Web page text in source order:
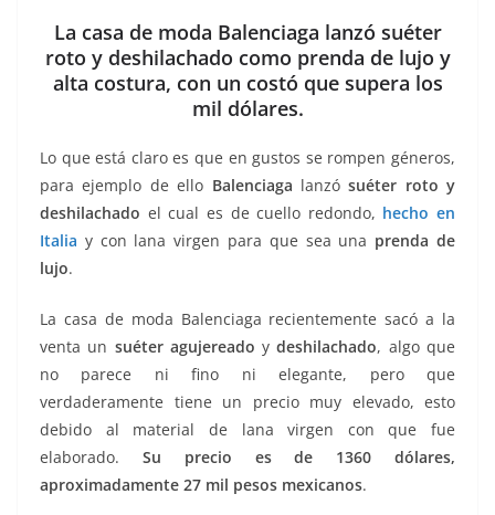
c
e
o
o
k
itt
er
ai
l
at
s
A
p
p
ss
e
n
g
er
e
gr
a
m
m
p
tir
La casa de moda Balenciaga lanzó suéter
roto y deshilachado como prenda de lujo y
alta costura, con un costó que supera los
mil dólares.
Lo que está claro es que en gustos se rompen géneros,
para ejemplo de ello Balenciaga lanzósuéter roto y
deshilachado el cual es de cuello redondo, hecho en
Italia y con lana virgen para que sea una prenda de
lujo.
La casa de moda Balenciaga recientemente sacó a la
venta un suéter agujereado ydeshilachado, algo que
no parece ni fino ni elegante, pero que
verdaderamente tiene un precio muy elevado, esto
debido al material de lana virgen con que fue
elaborado. Su precio es de 1360 dólares,
aproximadamente 27 mil pesos mexicanos.